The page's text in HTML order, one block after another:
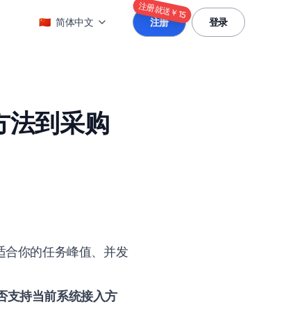
🇨🇳 简体中文 注册
注册就送￥15
登录
法到采购
合你的任务峰值、并发
支持当前系统接入方